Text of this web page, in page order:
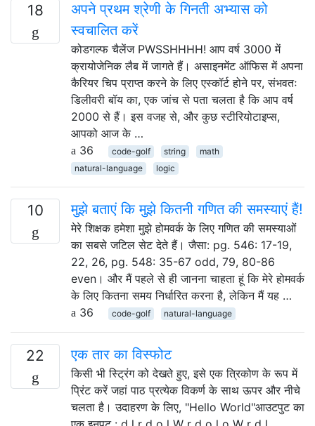
18
अपने प्रथम श्रेणी के गिनती अभ्यास को
स्वचालित करें
कोडगल्फ चैलेंज PWSSHHHH! आप वर्ष 3000 में
क्रायोजेनिक लैब में जागते हैं। असाइनमेंट ऑफिस में अपना
कैरियर चिप प्राप्त करने के लिए एस्कॉर्ट होने पर, संभवतः
डिलीवरी बॉय का, एक जांच से पता चलता है कि आप वर्ष
2000 से हैं। इस वजह से, और कुछ स्टीरियोटाइप्स,
आपको आज के …
36
code-golf string
math
natural-language
logic
10 मुझे बताएं कि मुझे कितनी गणित की समस्याएं हैं!
मेरे शिक्षक हमेशा मुझे होमवर्क के लिए गणित की समस्याओं
का सबसे जटिल सेट देते हैं। जैसा: pg. 546: 17-19,
22, 26, pg. 548: 35-67 odd, 79, 80-86
even। और मैं पहले से ही जानना चाहता हूं कि मेरे होमवर्क
के लिए कितना समय निर्धारित करना है, लेकिन मैं यह …
36
code-golf natural-language
22 एक तार का विस्फोट
किसी भी स्ट्रिंग को देखते हुए, इसे एक त्रिकोण के रूप में
प्रिंट करें जहां पाठ प्रत्येक विकर्ण के साथ ऊपर और नीचे
चलता है। उदाहरण के लिए, "Hello World"आउटपुट का